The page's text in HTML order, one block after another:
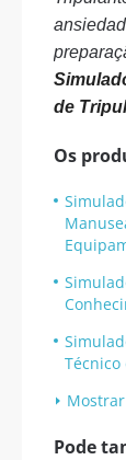
de
Os
Técnico
Pode